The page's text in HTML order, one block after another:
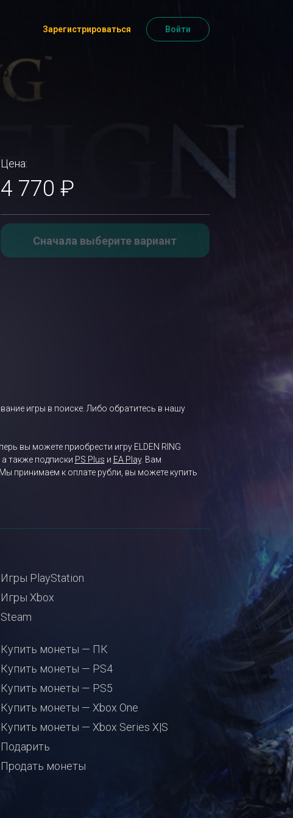
Зарегистрироваться Войти
Цена:
4 770 ₽
Сначала выберите вариант
игры в поиске. Либо обратитесь в нашу
вы можете приобрести игру ELDEN RING
также подписки PS Plus и EA Play. Вам
принимаем к оплате рубли, вы можете купить
Игры PlayStation
Игры Xbox
Steam
Купить монеты — ПК
Купить монеты — PS4
Купить монеты — PS5
Купить монеты — Xbox One
Купить монеты — Xbox Series X|S
Подарить
Продать монеты